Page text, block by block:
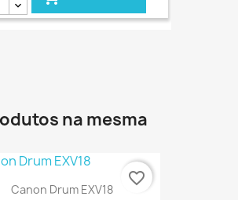
na mesma
Canon Drum EXV18
favorite_border